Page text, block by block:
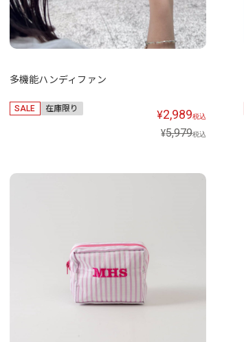
多機能ハンディファン
SALE 在庫限り ¥2,989税込
¥5,979税込